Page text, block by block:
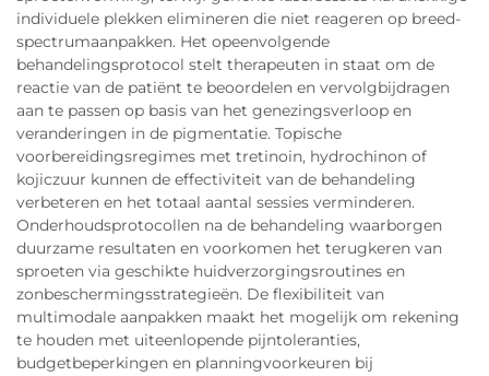
individuele plekken elimineren die niet reageren op breed-
spectrumaanpakken. Het opeenvolgende
behandelingsprotocol stelt therapeuten in staat om de
reactie van de patiënt te beoordelen en vervolgbijdragen
aan te passen op basis van het genezingsverloop en
veranderingen in de pigmentatie. Topische
voorbereidingsregimes met tretinoin, hydrochinon of
kojiczuur kunnen de effectiviteit van de behandeling
verbeteren en het totaal aantal sessies verminderen.
Onderhoudsprotocollen na de behandeling waarborgen
duurzame resultaten en voorkomen het terugkeren van
sproeten via geschikte huidverzorgingsroutines en
zonbeschermingsstrategieën. De flexibiliteit van
multimodale aanpakken maakt het mogelijk om rekening
te houden met uiteenlopende pijntoleranties,
budgetbeperkingen en planningvoorkeuren bij